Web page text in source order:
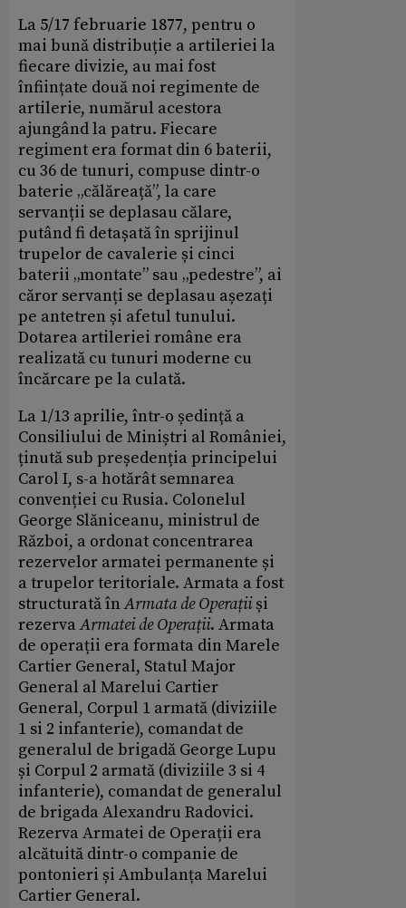
La 5/17 februarie 1877, pentru o
mai bună distribuție a artileriei la
fiecare divizie, au mai fost
înființate două noi regimente de
artilerie, numărul acestora
ajungând la patru. Fiecare
regiment era format din 6 baterii,
cu 36 de tunuri, compuse dintr-o
baterie „călăreață”, la care
servanții se deplasau călare,
putând fi detașată în sprijinul
trupelor de cavalerie și cinci
baterii „montate” sau „pedestre”, ai
căror servanți se deplasau așezați
pe antetren și afetul tunului.
Dotarea artileriei române era
realizată cu tunuri moderne cu
încărcare pe la culată.
La 1/13 aprilie, într-o ședință a
Consiliului de Miniștri al României,
ținută sub președenția principelui
Carol I, s-a hotărât semnarea
convenției cu Rusia. Colonelul
George Slăniceanu, ministrul de
Război, a ordonat concentrarea
rezervelor armatei permanente și
a trupelor teritoriale. Armata a fost
structurată înArmata de Operațiiși
rezervaArmatei de Operații. Armata
de operații era formata din Marele
Cartier General, Statul Major
General al Marelui Cartier
General, Corpul 1 armată (diviziile
1 si 2 infanterie), comandat de
generalul de brigadă George Lupu
și Corpul 2 armată (diviziile 3 si 4
infanterie), comandat de generalul
de brigada Alexandru Radovici.
Rezerva Armatei de Operații era
alcătuită dintr-o companie de
pontonieri și Ambulanța Marelui
Cartier General.